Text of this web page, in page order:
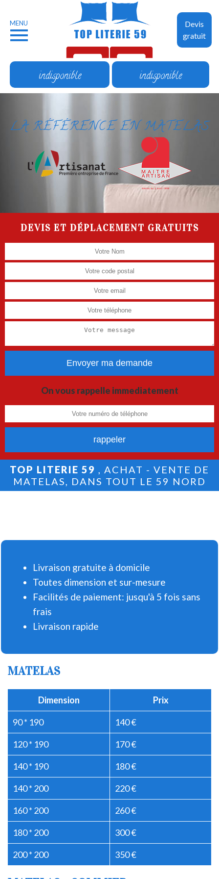
Devis
gratuit
MENU
indisponible indisponible
LA RÉFÉRENCE EN MATELAS
DEVIS ET DÉPLACEMENT GRATUITS
On vous rappelle immediatement
TOP LITERIE 59 , ACHAT - VENTE DE
MATELAS, DANS TOUT LE 59 NORD
Livraison gratuite à domicile
Toutes dimension et sur-mesure
Facilités de paiement: jusqu'à 5 fois sans
frais
Livraison rapide
MATELAS
Dimension Prix
90 * 190 140 €
120 * 190 170 €
140 * 190 180 €
140 * 200 220 €
160 * 200 260 €
180 * 200 300 €
200 * 200 350 €